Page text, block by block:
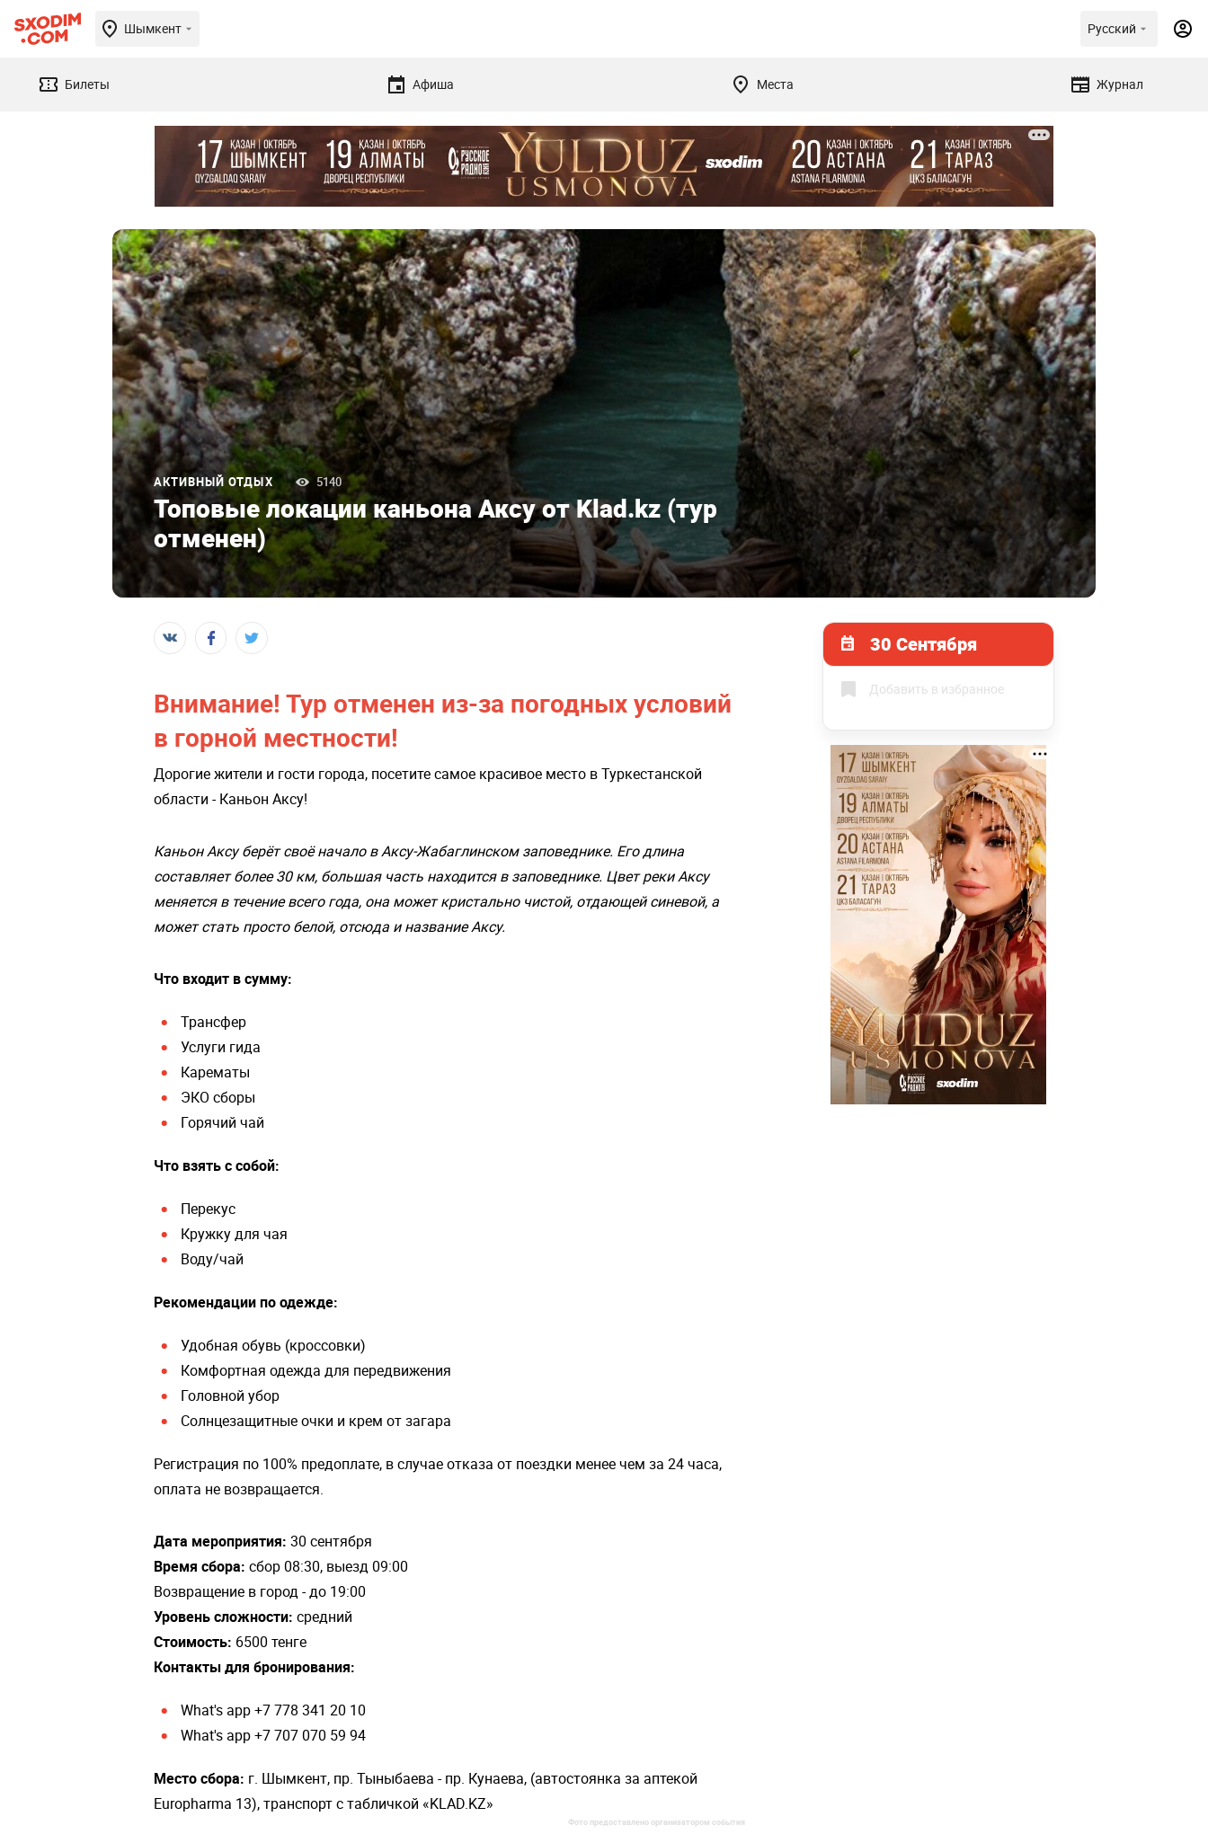
Шымкент Русский
Билеты Афиша Места Журнал
АКТИВНЫЙ ОТДЫХ 5140
Топовые локации каньона Аксу от Klad.kz (тур
отменен)
30 Сентября
Добавить в избранное
Внимание! Тур отменен из-за погодных условий
в горной местности!
Дорогие жители и гости города, посетите самое красивое место в Туркестанской
области - Каньон Аксу!
Каньон Аксу берёт своё начало в Аксу-Жабаглинском заповеднике. Его длина
составляет более 30 км, большая часть находится в заповеднике. Цвет реки Аксу
меняется в течение всего года, она может кристально чистой, отдающей синевой, а
может стать просто белой, отсюда и название Аксу.
Что входит в сумму:
Трансфер
Услуги гида
Карематы
ЭКО сборы
Горячий чай
Что взять с собой:
Перекус
Кружку для чая
Воду/чай
Рекомендации по одежде:
Удобная обувь (кроссовки)
Комфортная одежда для передвижения
Головной убор
Солнцезащитные очки и крем от загара
Регистрация по 100% предоплате, в случае отказа от поездки менее чем за 24 часа,
оплата не возвращается.
Дата мероприятия: 30 сентября
Время сбора: сбор 08:30, выезд 09:00
Возвращение в город - до 19:00
Уровень сложности: средний
Стоимость: 6500 тенге
Контакты для бронирования:
What's app +7 778 341 20 10
What's app +7 707 070 59 94
Место сбора: г. Шымкент, пр. Тыныбаева - пр. Кунаева, (автостоянка за аптекой
Europharma 13), транспорт с табличкой «KLAD.KZ»
Фото предоставлено организатором события